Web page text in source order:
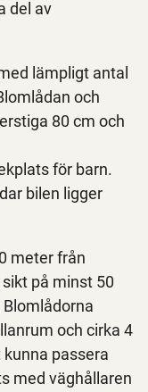
del av
lämpligt antal
och
80 cm och
för barn.
bilen ligger
meter från
på minst 50
och cirka 4
passera
med väghållaren